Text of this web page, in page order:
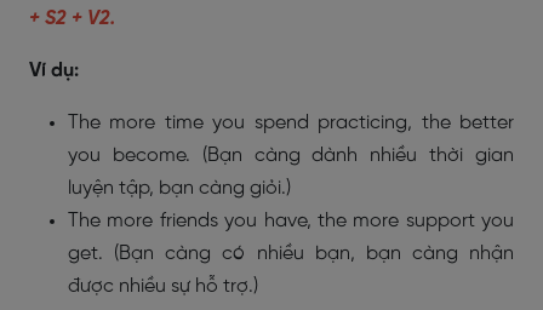
+ S2 + V2.
Ví dụ:
The more time you spend practicing, the better
you become. (Bạn càng dành nhiều thời gian
luyện tập, bạn càng giỏi.)
The more friends you have, the more support you
get. (Bạn càng có nhiều bạn, bạn càng nhận
được nhiều sự hỗ trợ.)